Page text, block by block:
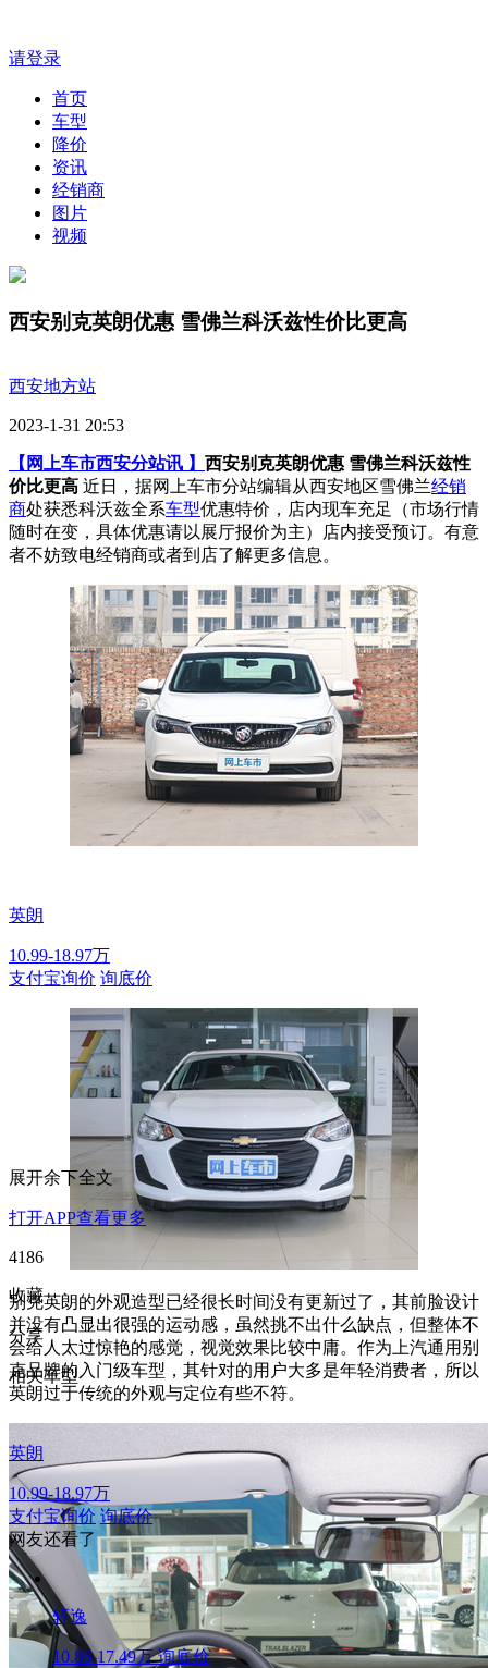
请登录
首页
车型
降价
资讯
经销商
图片
视频
西安别克英朗优惠 雪佛兰科沃兹性价比更高
西安地方站
2023-1-31 20:53
【网上车市西安分站讯 】 西安别克英朗优惠 雪佛兰科沃兹性
价比更高 近日，据网上车市分站编辑从西安地区雪佛兰经销
商处获悉科沃兹全系车型优惠特价，店内现车充足（市场行情
随时在变，具体优惠请以展厅报价为主）店内接受预订。有意
者不妨致电经销商或者到店了解更多信息。
英朗
10.99-18.97万
支付宝询价 询底价
别克英朗的外观造型已经很长时间没有更新过了，其前脸设计
并没有凸显出很强的运动感，虽然挑不出什么缺点，但整体不
会给人太过惊艳的感觉，视觉效果比较中庸。作为上汽通用别
克品牌的入门级车型，其针对的用户大多是年轻消费者，所以
英朗过于传统的外观与定位有些不符。
展开余下全文
打开APP查看更多
4186
收藏
分享
相关车型
英朗
10.99-18.97万
支付宝询价 询底价
网友还看了
轩逸
10.86-17.49万 询底价